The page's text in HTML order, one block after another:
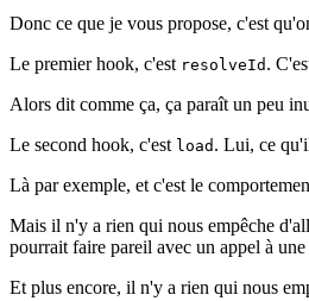
Donc ce que je vous propose, c'est
Le premier hook, c'est resolveId .
Alors dit comme ça, ça paraît un peu
Le second hook, c'est load . Lui, ce
Là par exemple, et c'est le
Mais il n'y a rien qui nous empêche
pourrait faire pareil avec un appel à
Et plus encore, il n'y a rien qui nous